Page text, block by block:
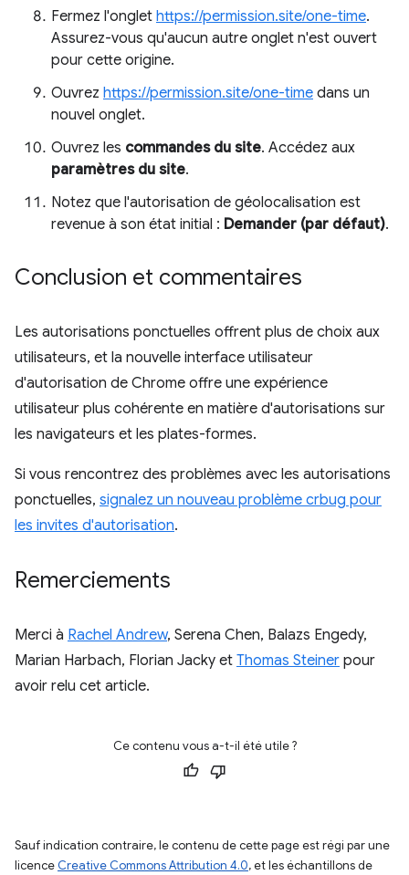
Fermez l'onglet https://permission.site/one-time.
Assurez-vous qu'aucun autre onglet n'est ouvert
pour cette origine.
Ouvrez https://permission.site/one-time dans un
nouvel onglet.
Ouvrez les commandes du site. Accédez aux
paramètres du site.
Notez que l'autorisation de géolocalisation est
revenue à son état initial : Demander (par défaut).
Conclusion et commentaires
Les autorisations ponctuelles offrent plus de choix aux
utilisateurs, et la nouvelle interface utilisateur
d'autorisation de Chrome offre une expérience
utilisateur plus cohérente en matière d'autorisations sur
les navigateurs et les plates-formes.
Si vous rencontrez des problèmes avec les autorisations
ponctuelles, signalez un nouveau problème crbug pour
les invites d'autorisation.
Remerciements
Merci à Rachel Andrew, Serena Chen, Balazs Engedy,
Marian Harbach, Florian Jacky et Thomas Steiner pour
avoir relu cet article.
Ce contenu vous a-t-il été utile ?
Sauf indication contraire, le contenu de cette page est régi par une
licence Creative Commons Attribution 4.0, et les échantillons de